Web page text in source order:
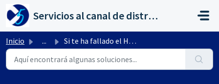
Saltar al contenido principal
Servicios al canal de distribución de AHORA
Inicio ... Si te ha fallado el HOTFIX al ejecutar, cómo debes continuar